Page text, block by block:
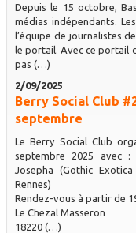
Depuis le 15 octobre,
médias indépendants.
l’équipe de journalistes
le portail. Avec ce portail
pas (…)
2/09/2025
Berry Social Club
septembre
Le Berry Social Club
septembre 2025 avec
Josepha (Gothic
Rennes)
Rendez-vous à partir de
Le Chezal Masseron
18220 (…)